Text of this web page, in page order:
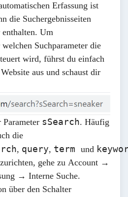
Erfassung ist
die Suchergebnisseiten
enthalten. Um
Suchparameter die
wird, führst du einfach
aus und schaust dir
sSearch. Häufig
die
, query, term und
gehe zu Account →
→ Interne Suche.
über den Schalter